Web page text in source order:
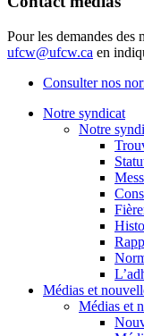
Pour les demandes
ufcw@ufcw.ca en
Consulter nos
Notre syndicat
Notre
Médias et
Médias et